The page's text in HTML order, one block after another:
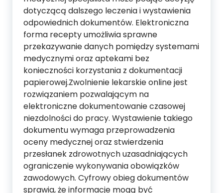
dotyczącą dalszego leczenia i wystawienia
odpowiednich dokumentów. Elektroniczna
forma recepty umożliwia sprawne
przekazywanie danych pomiędzy systemami
medycznymi oraz aptekami bez
konieczności korzystania z dokumentacji
papierowej.Zwolnienie lekarskie online jest
rozwiązaniem pozwalającym na
elektroniczne dokumentowanie czasowej
niezdolności do pracy. Wystawienie takiego
dokumentu wymaga przeprowadzenia
oceny medycznej oraz stwierdzenia
przesłanek zdrowotnych uzasadniających
ograniczenie wykonywania obowiązków
zawodowych. Cyfrowy obieg dokumentów
sprawia, że informacje mogą być